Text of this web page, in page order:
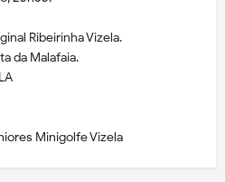
Ribeirinha Vizela.
da Malafaia.
Minigolfe Vizela